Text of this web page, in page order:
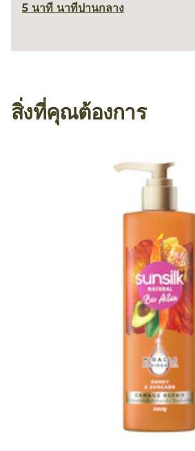
5 นาที นาทีปานกลาง
สิ่งที่คุณต้องการ